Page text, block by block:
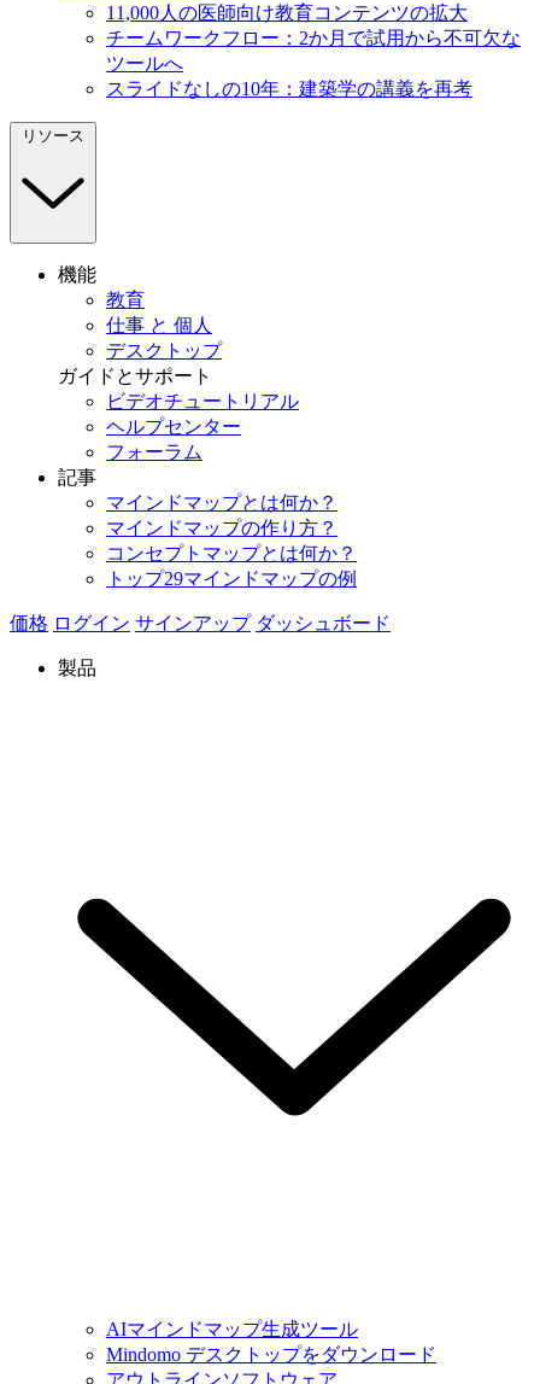
11,000人の医師向け教育コンテンツの拡大
チームワークフロー：2か月で試用から不可欠な
ツールへ
スライドなしの10年：建築学の講義を再考
リソース
機能
教育
仕事 と 個人
デスクトップ
ガイドとサポート
ビデオチュートリアル
ヘルプセンター
フォーラム
記事
マインドマップとは何か？
マインドマップの作り方？
コンセプトマップとは何か？
トップ29マインドマップの例
価格 ログイン サインアップ ダッシュボード
製品
AIマインドマップ生成ツール
Mindomo デスクトップをダウンロード
アウトラインソフトウェア